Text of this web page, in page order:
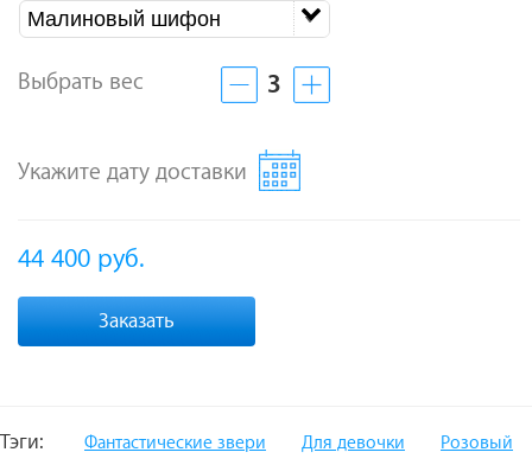
Малиновый шифон
Выбрать вес 3
Укажите дату доставки
44 400 руб.
Заказать
Тэги: Фантастические звери Для девочки Розовый